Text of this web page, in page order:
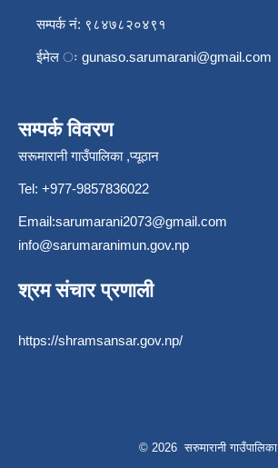
सम्पर्क नं: ९८४७८२०४९१
ईमेल ः gunaso.sarumarani@gmail.com
सम्पर्क विवरण
सरूमारानी गाउँपालिका ,प्यूठान
Tel: +977-9857836022
Email:sarumarani2073@gmail.com
info@sarumaranimun.gov.np
श्रम संचार प्रणाली
https://shramsansar.gov.np/
© 2026 सरुमारानी गाउँपालिका